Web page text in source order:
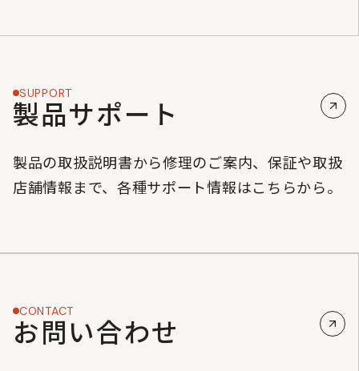
SUPPORT
製品サポート
製品の取扱説明書から修理のご案内、保証や取扱
店舗情報まで、各種サポート情報はこちらから。
CONTACT
お問い合わせ